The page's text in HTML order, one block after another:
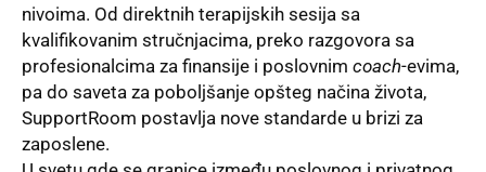
nivoima. Od direktnih terapijskih sesija sa
kvalifikovanim stručnjacima, preko razgovora sa
profesionalcima za finansije i poslovnim coach-evima,
pa do saveta za poboljšanje opšteg načina života,
SupportRoom postavlja nove standarde u brizi za
zaposlene.